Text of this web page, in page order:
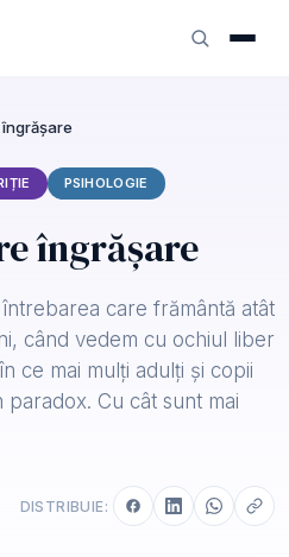
PSIHOLOGIE
îngrășare
care frământă atât
când vedem cu ochiul liber
ce mai mulți adulți și copii
Cu cât sunt mai
DISTRIBUIE: